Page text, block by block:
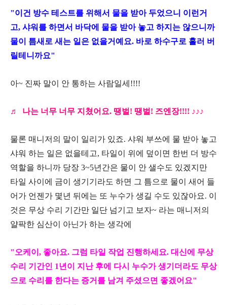
"이건 방수 테스트를 위해서 물을 받아 두었으니 이런거
고, 샤워를 하면서 바닥에 물을 받아 놓고 하지는 않으니까
물이 틈새로 새는 일은 없을거예요. 바로 하수구로 흘러 버
릴테니까요"
아~ 진짜 말이 안 통하는 사람일세!!!!
♬ 나는 너무 너무 지쳤어요. 땡벌! 땡벌! 즈엔장!!!! ♪♪♪
물론 매니저의 말이 일리가 있죠. 샤워 부쓰에 물 받아 놓고
샤워 하는 일은 없을테고, 타일이 위에 덮이면 한번 더 방수
역할을 하니까 당장 3~5년간은 물이 안 샐수도 있겠지만
타일 사이에 금이 생기기라도 하면 그 틈으로 물이 새어 들
어가 언젠가 몇년 뒤에는 또 누수가 생길 수도 있잖아요. 이
것은 무상 수리 기간만 일단 넘기고 보자~ 라는 매니저의
얄팍한 심산이 아닌가 하는 생각에
"오케이, 좋아요. 그럼 타일 작업 진행하세요. 대신에 무상
수리 기간인 1년이 지난 후에 다시 누수가 생기더라도 무상
으로 수리를 한다는 증거를 남겨 주셨으면 좋겠어요"